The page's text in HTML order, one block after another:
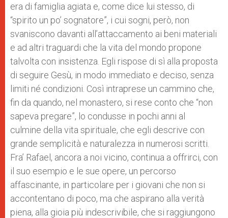
era di famiglia agiata e, come dice lui stesso, di
“spirito un po’ sognatore”, i cui sogni, però, non
svaniscono davanti all’attaccamento ai beni materiali
e ad altri traguardi che la vita del mondo propone
talvolta con insistenza. Egli rispose di sì alla proposta
di seguire Gesù, in modo immediato e deciso, senza
limiti né condizioni. Così intraprese un cammino che,
fin da quando, nel monastero, si rese conto che “non
sapeva pregare”, lo condusse in pochi anni al
culmine della vita spirituale, che egli descrive con
grande semplicità e naturalezza in numerosi scritti.
Fra’ Rafael, ancora a noi vicino, continua a offrirci, con
il suo esempio e le sue opere, un percorso
affascinante, in particolare per i giovani che non si
accontentano di poco, ma che aspirano alla verità
piena, alla gioia più indescrivibile, che si raggiungono